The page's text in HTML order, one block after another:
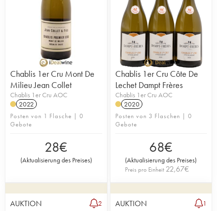
Chablis 1er Cru Mont De
Milieu Jean Collet
Chablis 1er Cru AOC
2022
Posten von 1 Flasche | 0
Gebote
28€
(Aktualisierung des Preises)
Chablis 1er Cru Côte De
Lechet Dampt Frères
Chablis 1er Cru AOC
2020
Posten von 3 Flaschen | 0
Gebote
68€
(Aktualisierung des Preises)
Preis pro Einheit 22,67€
AUKTION 2 AUKTION 1